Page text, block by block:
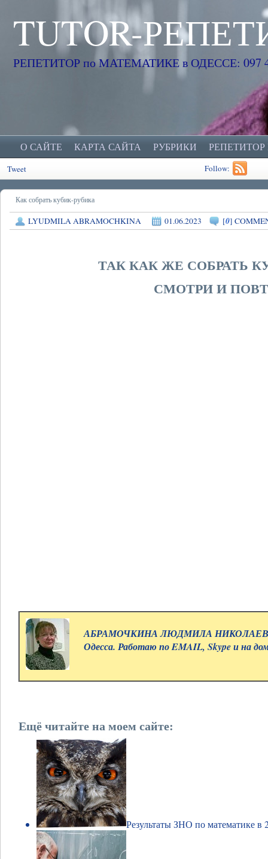
TUTOR-
РЕПЕТИТОР по МАТЕМАТИКЕ в ОДЕССЕ: 097
О САЙТЕ КАРТА САЙТА РУБРИКИ
Tweet Follow:
Как собрать кубик-рубика
LYUDMILA ABRAMOCHKINA 01.06.2023 [0]
ТАК КАК ЖЕ СОБРАТЬ
СМОТРИ И
АБРАМОЧКИНА ЛЮДМИЛА
Одесса. Работаю по EMAIL, Skype и на
Ещё читайте на моем сайте:
Результаты ЗНО по математике в